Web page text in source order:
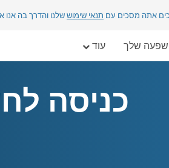
אתה מסכים עם תנאי שימוששלנו והדרך בה אנו
שלך עוד
כניסה